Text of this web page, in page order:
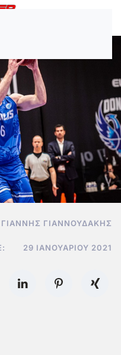
ΓΙΆΝΝΗΣ ΓΙΑΝΝΟΥΔΆΚΗΣ
29 ΙΑΝΟΥΑΡΊΟΥ 2021